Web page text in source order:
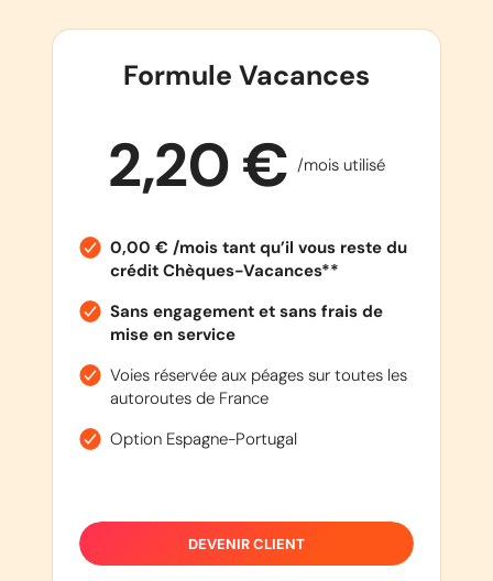
Formule Vacances
2,20 € /mois utilisé
0,00 € /mois tant qu’il vous reste du
crédit Chèques-Vacances**
Sans engagement et sans frais de
mise en service
Voies réservée aux péages sur toutes les
autoroutes de France
Option Espagne-Portugal
DEVENIR CLIENT